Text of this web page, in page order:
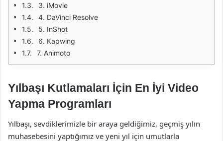
3. iMovie
4. DaVinci Resolve
5. InShot
6. Kapwing
7. Animoto
Yılbaşı Kutlamaları İçin En İyi Video
Yapma Programları
Yılbaşı, sevdiklerimizle bir araya geldiğimiz, geçmiş yılın
muhasebesini yaptığımız ve yeni yıl için umutlarla